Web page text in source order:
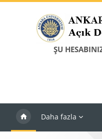
ŞU
Daha fazla